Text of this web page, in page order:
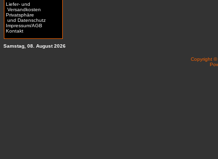
Liefer- und
Versandkosten
Privatsphäre
und Datenschutz
Impressum/AGB
Kontakt
Samstag, 08. August 2026
Copyright